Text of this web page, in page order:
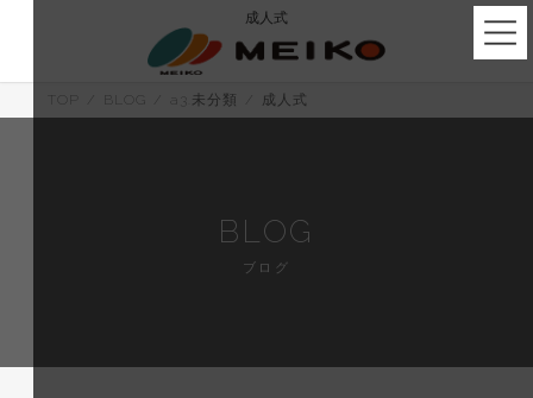
へ
ョ
成人式
TOP BLOG a3.未分類 成人式
BLOG
ブログ